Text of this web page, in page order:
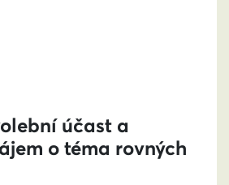
účast a
o téma rovných